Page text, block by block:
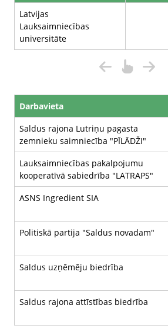
Latvijas
Lauksaimniecības
universitāte
Darbavieta
Saldus rajona Lutriņu pagasta
zemnieku saimniecība "PĪLĀDŽI"
Lauksaimniecības pakalpojumu
kooperatīvā sabiedrība "LATRAPS"
ASNS Ingredient SIA
Politiskā partija "Saldus novadam"
Saldus uzņēmēju biedrība
Saldus rajona attīstības biedrība